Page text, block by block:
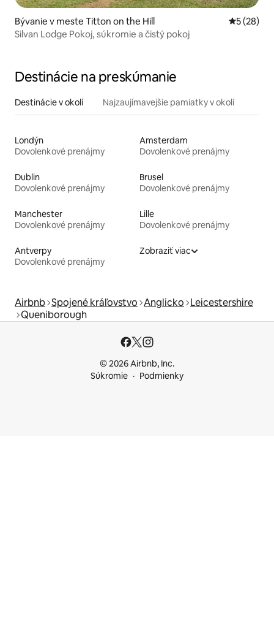
Bývanie v meste Titton on the Hill
5 (28)
Silvan Lodge Pokoj, súkromie a čistý pokoj
Destinácie na preskúmanie
Destinácie v okolí Najzaujímavejšie pamiatky v okolí
Londýn
Dovolenkové prenájmy
Amsterdam
Dovolenkové prenájmy
Dublin
Dovolenkové prenájmy
Brusel
Dovolenkové prenájmy
Manchester
Dovolenkové prenájmy
Lille
Dovolenkové prenájmy
Antverpy
Dovolenkové prenájmy
Zobraziť viac
Airbnb Spojené kráľovstvo Anglicko Leicestershire
Queniborough
© 2026 Airbnb, Inc.
Súkromie
Podmienky